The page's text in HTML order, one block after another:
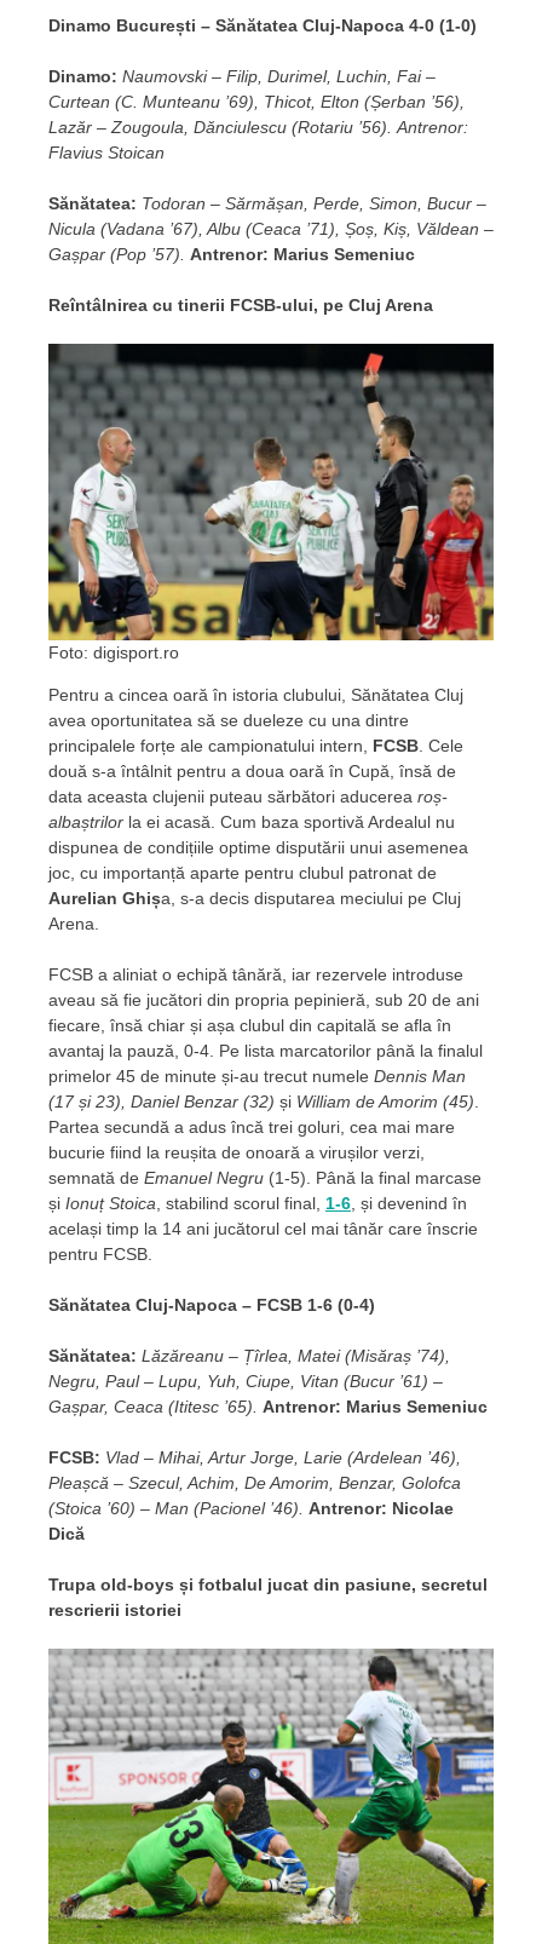
Dinamo București – Sănătatea Cluj-Napoca 4-0 (1-0)
Dinamo: Naumovski – Filip, Durimel, Luchin, Fai –
Curtean (C. Munteanu ’69), Thicot, Elton (Șerban ’56),
Lazăr – Zougoula, Dănciulescu (Rotariu ’56). Antrenor:
Flavius Stoican
Sănătatea: Todoran – Sărmășan, Perde, Simon, Bucur –
Nicula (Vadana ’67), Albu (Ceaca ’71), Șoș, Kiș, Văldean –
Gașpar (Pop ’57). Antrenor: Marius Semeniuc
Reîntâlnirea cu tinerii FCSB-ului, pe Cluj Arena
Foto: digisport.ro
Pentru a cincea oară în istoria clubului, Sănătatea Cluj
avea oportunitatea să se dueleze cu una dintre
principalele forțe ale campionatului intern, FCSB . Cele
două s-a întâlnit pentru a doua oară în Cupă, însă de
data aceasta clujenii puteau sărbători aducerea roș-
albaștrilor la ei acasă. Cum baza sportivă Ardealul nu
dispunea de condițiile optime disputării unui asemenea
joc, cu importanță aparte pentru clubul patronat de
Aurelian Ghișa, s-a decis disputarea meciului pe Cluj
Arena.
FCSB a aliniat o echipă tânără, iar rezervele introduse
aveau să fie jucători din propria pepinieră, sub 20 de ani
fiecare, însă chiar și așa clubul din capitală se afla în
avantaj la pauză, 0-4. Pe lista marcatorilor până la finalul
primelor 45 de minute și-au trecut numele Dennis Man
(17 și 23), Daniel Benzar (32) și William de Amorim (45)
Partea secundă a adus încă trei goluri, cea mai mare
bucurie fiind la reușita de onoară a virușilor verzi,
semnată de Emanuel Negru (1-5). Până la final marcase
și Ionuț Stoica , stabilind scorul final, 1-6 , și devenind în
același timp la 14 ani jucătorul cel mai tânăr care înscrie
pentru FCSB.
Sănătatea Cluj-Napoca – FCSB 1-6 (0-4)
Sănătatea: Lăzăreanu – Țîrlea, Matei (Misăraș ’74),
Negru, Paul – Lupu, Yuh, Ciupe, Vitan (Bucur ’61) –
Gașpar, Ceaca (Ititesc ’65). Antrenor: Marius Semeniuc
FCSB: Vlad – Mihai, Artur Jorge, Larie (Ardelean ’46),
Pleașcă – Szecul, Achim, De Amorim, Benzar, Golofca
(Stoica ’60) – Man (Pacionel ’46). Antrenor: Nicolae
Dică
Trupa old-boys și fotbalul jucat din pasiune, secretul
rescrierii istoriei